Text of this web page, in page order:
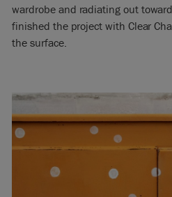
wardrobe and radiating out
finished the project with Clear
the surface.